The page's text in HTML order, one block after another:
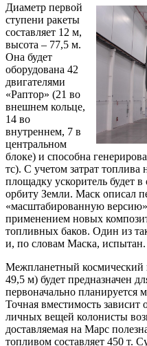
Диаметр первой
ступени ракеты
составляет 12 м,
высота – 77,5 м.
Она будет
оборудована 42
двигателями
«Раптор» (21 во
внешнем кольце,
14 во
внутреннем, 7 в
центральном
блоке) и способна
тс). С учетом затрат топлива
площадку ускоритель будет
орбиту Земли. Маск описал
«масштабированную
применением новых
топливных баков. Один из
и, по словам Маска, испытан.
Межпланетный космический
49,5 м) будет предназначен
первоначально планируется
Точная вместимость зависит
личных вещей колонисты
доставляемая на Марс
топливом составляет 450 т.